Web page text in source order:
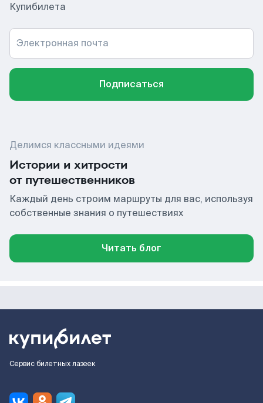
Купибилета
Электронная почта
Подписаться
Делимся классными идеями
Истории и хитрости
от путешественников
Каждый день строим маршруты для вас, используя
собственные знания о путешествиях
Читать блог
Сервис билетных лазеек